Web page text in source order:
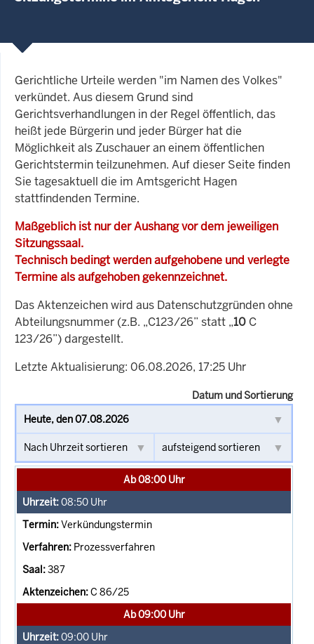
Gerichtliche Urteile werden "im Namen des Volkes"
verkündet. Aus diesem Grund sind
Gerichtsverhandlungen in der Regel öffentlich, das
heißt jede Bürgerin und jeder Bürger hat die
Möglichkeit als Zuschauer an einem öffentlichen
Gerichtstermin teilzunehmen. Auf dieser Seite finden
Sie tagesaktuell die im Amtsgericht Hagen
stattfindenden Termine.
Maßgeblich ist nur der Aushang vor dem jeweiligen
Sitzungssaal.
Technisch bedingt werden aufgehobene und verlegte
Termine als aufgehoben gekennzeichnet.
Das Aktenzeichen wird aus Datenschutzgründen ohne
Abteilungsnummer (z.B. „C123/26” statt „10 C
123/26”) dargestellt.
Letzte Aktualisierung: 06.08.2026, 17:25 Uhr
Datum und Sortierung
Ab 08:00 Uhr
08:50 Uhr
Verkündungstermin
Prozessverfahren
387
C 86/25
Ab 09:00 Uhr
09:00 Uhr